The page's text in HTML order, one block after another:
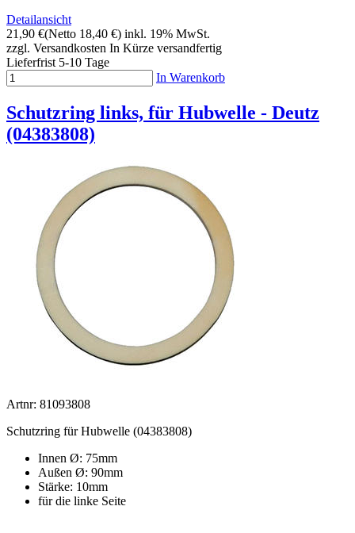
Detailansicht
21,90 €(Netto 18,40 €) inkl. 19% MwSt.
zzgl. Versandkosten In Kürze versandfertig
Lieferfrist 5-10 Tage
In Warenkorb
Schutzring links, für Hubwelle - Deutz
(04383808)
Artnr: 81093808
Schutzring für Hubwelle (04383808)
Innen Ø: 75mm
Außen Ø: 90mm
Stärke: 10mm
für die linke Seite